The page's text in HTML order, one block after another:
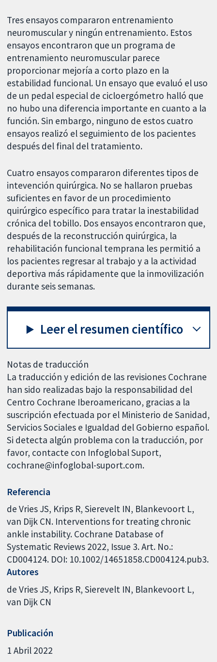
Tres ensayos compararon entrenamiento
neuromuscular y ningún entrenamiento. Estos
ensayos encontraron que un programa de
entrenamiento neuromuscular parece
proporcionar mejoría a corto plazo en la
estabilidad funcional. Un ensayo que evaluó el uso
de un pedal especial de cicloergómetro halló que
no hubo una diferencia importante en cuanto a la
función. Sin embargo, ninguno de estos cuatro
ensayos realizó el seguimiento de los pacientes
después del final del tratamiento.
Cuatro ensayos compararon diferentes tipos de
intevención quirúrgica. No se hallaron pruebas
suficientes en favor de un procedimiento
quirúrgico específico para tratar la inestabilidad
crónica del tobillo. Dos ensayos encontraron que,
después de la reconstrucción quirúrgica, la
rehabilitación funcional temprana les permitió a
los pacientes regresar al trabajo y a la actividad
deportiva más rápidamente que la inmovilización
durante seis semanas.
Leer el resumen científico
Notas de traducción
La traducción y edición de las revisiones Cochrane
han sido realizadas bajo la responsabilidad del
Centro Cochrane Iberoamericano, gracias a la
suscripción efectuada por el Ministerio de Sanidad,
Servicios Sociales e Igualdad del Gobierno español.
Si detecta algún problema con la traducción, por
favor, contacte con Infoglobal Suport,
cochrane@infoglobal-suport.com.
Referencia
de Vries JS, Krips R, Sierevelt IN, Blankevoort L,
van Dijk CN. Interventions for treating chronic
ankle instability. Cochrane Database of
Systematic Reviews 2022, Issue 3. Art. No.:
CD004124. DOI: 10.1002/14651858.CD004124.pub3.
Autores
de Vries JS Krips R Sierevelt IN Blankevoort L
van Dijk CN
Publicación
1 Abril 2022